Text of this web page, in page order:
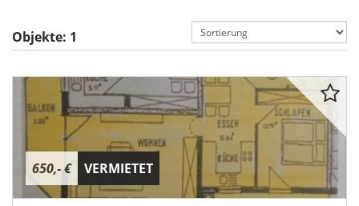
Objekte: 1
650,- € VERMIETET